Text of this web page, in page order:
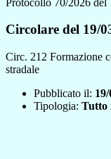
Circolare del 19/
Circ. 212 Formazione
stradale
Pubblicato il:
Tipologia: Tutto